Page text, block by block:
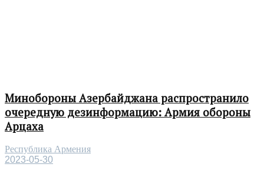
Минобороны Азербайджана распространило
очередную дезинформацию: Армия обороны
Арцаха
Республика Армения
2023-05-30